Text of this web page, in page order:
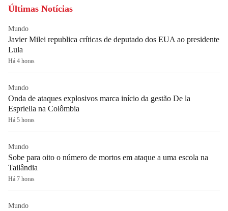
Últimas Notícias
Mundo
Javier Milei republica críticas de deputado dos EUA ao presidente
Lula
Há 4 horas
Mundo
Onda de ataques explosivos marca início da gestão De la
Espriella na Colômbia
Há 5 horas
Mundo
Sobe para oito o número de mortos em ataque a uma escola na
Tailândia
Há 7 horas
Mundo